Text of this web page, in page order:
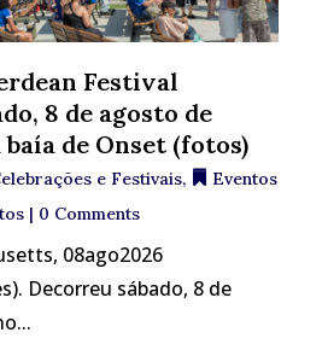
Festival
8 de agosto de
de Onset (fotos)
e Festivais,
Eventos
| 0 Comments
08ago2026
Decorreu sábado, 8 de